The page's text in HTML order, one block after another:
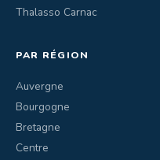
Thalasso Carnac
PAR RÉGION
Auvergne
Bourgogne
Bretagne
Centre